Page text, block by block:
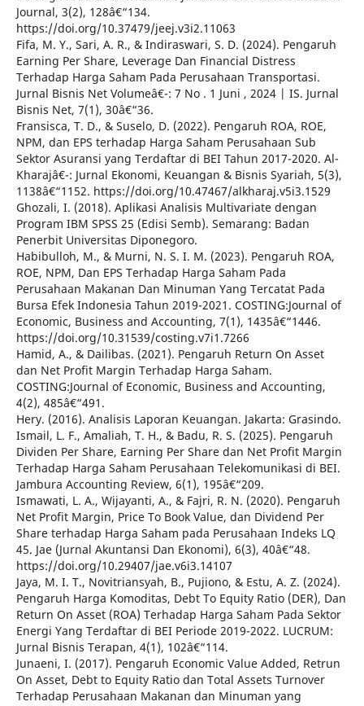
Journal, 3(2), 128â€“134.
https://doi.org/10.37479/jeej.v3i2.11063
Fifa, M. Y., Sari, A. R., & Indiraswari, S. D. (2024). Pengaruh
Earning Per Share, Leverage Dan Financial Distress
Terhadap Harga Saham Pada Perusahaan Transportasi.
Jurnal Bisnis Net Volumeâ€¯: 7 No . 1 Juni , 2024 | IS. Jurnal
Bisnis Net, 7(1), 30â€“36.
Fransisca, T. D., & Suselo, D. (2022). Pengaruh ROA, ROE,
NPM, dan EPS terhadap Harga Saham Perusahaan Sub
Sektor Asuransi yang Terdaftar di BEI Tahun 2017-2020. Al-
Kharajâ€¯: Jurnal Ekonomi, Keuangan & Bisnis Syariah, 5(3),
1138â€“1152. https://doi.org/10.47467/alkharaj.v5i3.1529
Ghozali, I. (2018). Aplikasi Analisis Multivariate dengan
Program IBM SPSS 25 (Edisi Semb). Semarang: Badan
Penerbit Universitas Diponegoro.
Habibulloh, M., & Murni, N. S. I. M. (2023). Pengaruh ROA,
ROE, NPM, Dan EPS Terhadap Harga Saham Pada
Perusahaan Makanan Dan Minuman Yang Tercatat Pada
Bursa Efek Indonesia Tahun 2019-2021. COSTING:Journal of
Economic, Business and Accounting, 7(1), 1435â€“1446.
https://doi.org/10.31539/costing.v7i1.7266
Hamid, A., & Dailibas. (2021). Pengaruh Return On Asset
dan Net Profit Margin Terhadap Harga Saham.
COSTING:Journal of Economic, Business and Accounting,
4(2), 485â€“491.
Hery. (2016). Analisis Laporan Keuangan. Jakarta: Grasindo.
Ismail, L. F., Amaliah, T. H., & Badu, R. S. (2025). Pengaruh
Dividen Per Share, Earning Per Share dan Net Profit Margin
Terhadap Harga Saham Perusahaan Telekomunikasi di BEI.
Jambura Accounting Review, 6(1), 195â€“209.
Ismawati, L. A., Wijayanti, A., & Fajri, R. N. (2020). Pengaruh
Net Profit Margin, Price To Book Value, dan Dividend Per
Share terhadap Harga Saham pada Perusahaan Indeks LQ
45. Jae (Jurnal Akuntansi Dan Ekonomi), 6(3), 40â€“48.
https://doi.org/10.29407/jae.v6i3.14107
Jaya, M. I. T., Novitriansyah, B., Pujiono, & Estu, A. Z. (2024).
Pengaruh Harga Komoditas, Debt To Equity Ratio (DER), Dan
Return On Asset (ROA) Terhadap Harga Saham Pada Sektor
Energi Yang Terdaftar di BEI Periode 2019-2022. LUCRUM:
Jurnal Bisnis Terapan, 4(1), 102â€“114.
Junaeni, I. (2017). Pengaruh Economic Value Added, Retrun
On Asset, Debt to Equity Ratio dan Total Assets Turnover
Terhadap Perusahaan Makanan dan Minuman yang